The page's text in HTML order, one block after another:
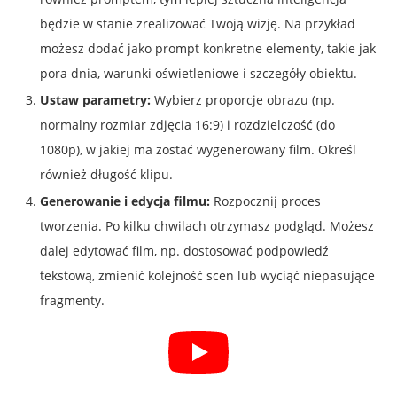
będzie w stanie zrealizować Twoją wizję. Na przykład
możesz dodać jako prompt konkretne elementy, takie jak
pora dnia, warunki oświetleniowe i szczegóły obiektu.
Ustaw parametry: Wybierz proporcje obrazu (np.
normalny rozmiar zdjęcia 16:9) i rozdzielczość (do
1080p), w jakiej ma zostać wygenerowany film. Określ
również długość klipu.
Generowanie i edycja filmu: Rozpocznij proces
tworzenia. Po kilku chwilach otrzymasz podgląd. Możesz
dalej edytować film, np. dostosować podpowiedź
tekstową, zmienić kolejność scen lub wyciąć niepasujące
fragmenty.